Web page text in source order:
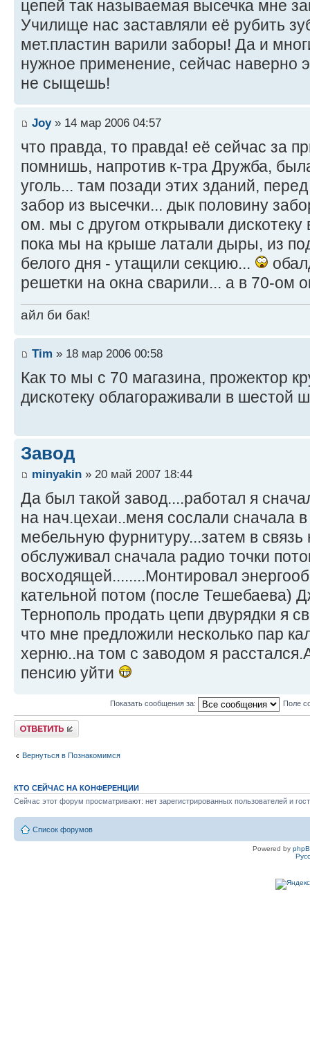
цепей так называемая высечка мне
Училище нас заставляли её рубить
мет.пластин варили заборы! Да и
нужное применение, сейчас наверно
не сыщешь!
Joy» 14 мар 2006 04:57
что правда, то правда! её сейчас за
помнишь, напротив к-тра Дружба,
уголь... там позади этих зданий,
забор из высечки... дык половину
ом. мы с другом открывали дискотеку
пока мы на крыше латали дыры, из
белого дня - утащили секцию...
решетки на окна сварили... а в 70-ом
айл би бак!
Tim » 18 мар 2006 00:58
Как то мы с 70 магазина, прожектор
дискотеку облагораживали в шестой
Завод
minyakin » 20 май 2007 18:44
Да был такой завод....работал я
на нач.цехаи..меня сослали сначала
мебельную фурнитуру...затем в связь
обслуживал сначала радио точки
восходящей........Монтировал
кательной потом (после Тешебаева)
Тернополь продать цепи двурядки я
что мне предложили несколько пар
херню..на том с заводом я
пенсию уйти
Показать сообщения за: Поле
Ответить
Вернуться в Познакомимся
КТО СЕЙЧАС НА КОНФЕРЕНЦИИ
Сейчас этот форум просматривают: нет зарегистрированных пользователей и
Список форумов
Powered by